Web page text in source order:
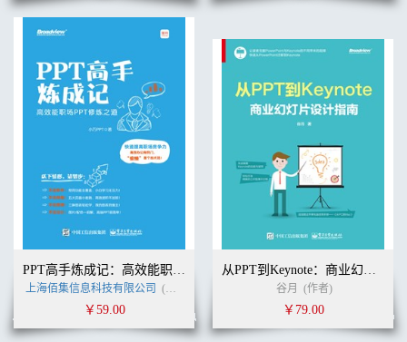
2. 时间轴型 / 65
3. 地点线型 / 66
5. 对比型 / 68
6. 信息平行罗列型 / 69
7. 透视引导型 / 70
8. 图标指引型 / 71
10. 问题及问答型 / 72
11. 先抑后扬型 / 72
12. 详细叙述型 / 73
2.4 精修分隔页 / 74
1. 全屏居中式 / 74
2. 图形拼接式 / 76
3. 纯文字式 / 77
4. 图形居中式 / 79
5. 样机套用式 / 80
PPT高手炼成记：高效能职场PPT修炼之道
上海佰集信息科技有限公司 (作者)
￥59.00
从PPT到Keynote：商业幻灯片设计指南
谷月 (作者)
￥79.00